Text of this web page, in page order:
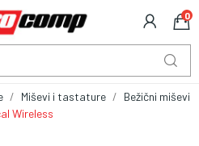
0
Miševi i tastature
Bežični miševi
Wireless